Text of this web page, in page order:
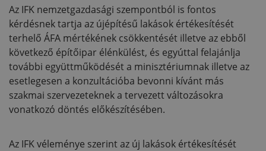
Az IFK nemzetgazdasági szempontból is fontos
kérdésnek tartja az újépítésű lakások értékesítését
terhelő ÁFA mértékének csökkentését illetve az ebből
következő építőipar élénkülést, és egyúttal felajánlja
további együttműködését a minisztériumnak illetve az
esetlegesen a konzultációba bevonni kívánt más
szakmai szervezeteknek a tervezett változásokra
vonatkozó döntés előkészítésében.
Az IFK véleménye szerint az új lakások értékesítését